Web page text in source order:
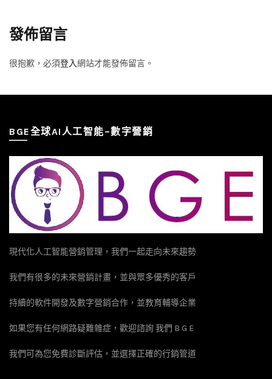
發佈留言
很抱歉，必須登入網站才能發佈留言。
BGE全球AI人工智能–數字營銷
現代化人工智能營銷管理，我們一起走向未來趨勢
我們有很多的未來營銷計畫，並與眾多優秀的客戶
持續的軟件開發及數字營銷合作，並教育輔導企業
如果您有任何網路疑難雜症，歡迎諮詢 我們 B G E
我們可為您免費診斷評估，並選擇正確的行銷管道